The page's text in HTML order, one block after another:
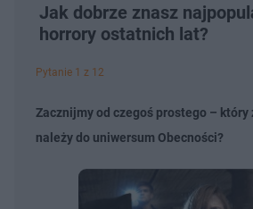
Jak dobrze znasz
horrory ostatnich lat?
Pytanie 1 z 12
Zacznijmy od czegoś prostego – który
należy do uniwersum Obecności?